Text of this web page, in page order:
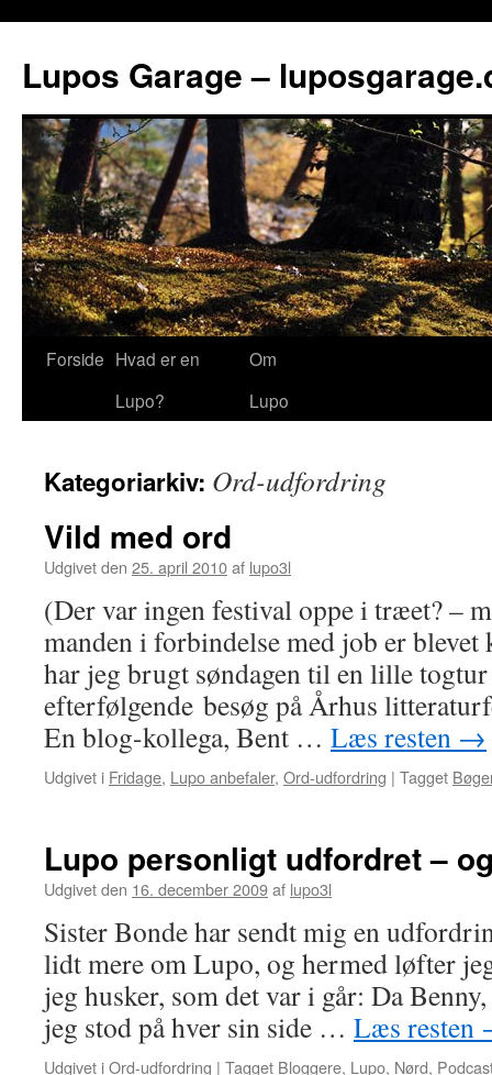
Lupos Garage –
Forside Hvad er en
Lupo?
Om
Lupo
Kategoriarkiv: Ord-udfordring
Vild med ord
Udgivet den 25. april 2010af lupo3l
(Der var ingen festival oppe i træet? –
manden i forbindelse med job er blevet
har jeg brugt søndagen til en lille
efterfølgende besøg på Århus
En blog-kollega, Bent … Læs resten →
Udgivet i Fridage, Lupo anbefaler, Ord-udfordring | Tagget
Lupo personligt udfordret –
Udgivet den 16. december 2009af lupo3l
Sister Bonde har sendt mig en
lidt mere om Lupo, og hermed løfter
jeg husker, som det var i går: Da
jeg stod på hver sin side … Læs resten
Udgivet iOrd-udfordring | Tagget Bloggere, Lupo, Nørd,